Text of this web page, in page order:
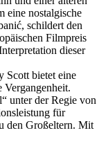
eine nostalgische
schildert den
Filmpreis
dieser
Scott bietet eine
Vergangenheit.
unter der Regie von
für
den Großeltern. Mit